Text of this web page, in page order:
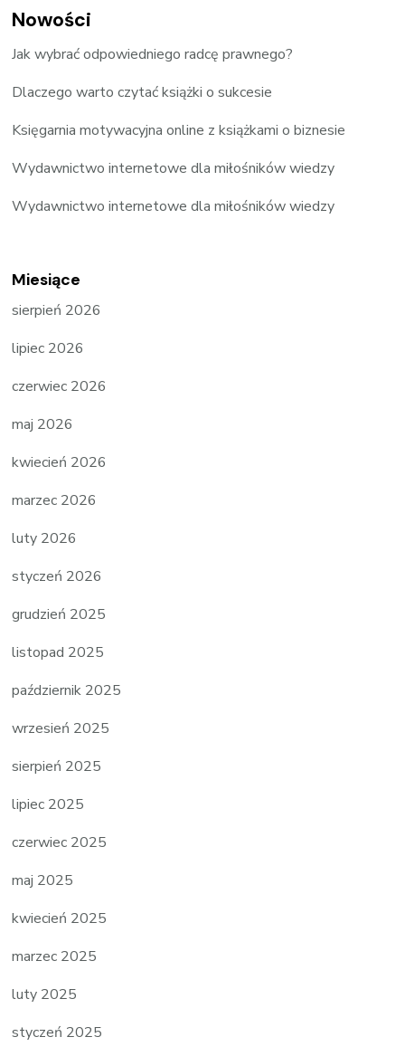
Nowości
Jak wybrać odpowiedniego radcę prawnego?
Dlaczego warto czytać książki o sukcesie
Księgarnia motywacyjna online z książkami o biznesie
Wydawnictwo internetowe dla miłośników wiedzy
Wydawnictwo internetowe dla miłośników wiedzy
Miesiące
sierpień 2026
lipiec 2026
czerwiec 2026
maj 2026
kwiecień 2026
marzec 2026
luty 2026
styczeń 2026
grudzień 2025
listopad 2025
październik 2025
wrzesień 2025
sierpień 2025
lipiec 2025
czerwiec 2025
maj 2025
kwiecień 2025
marzec 2025
luty 2025
styczeń 2025